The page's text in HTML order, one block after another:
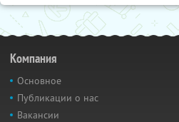
Компания
Основное
Публикации о нас
Вакансии